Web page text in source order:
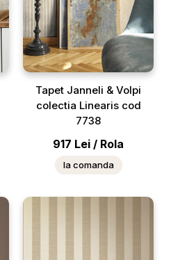
Tapet Janneli & Volpi
colectia Linearis cod
7738
917 Lei / Rola
la comanda